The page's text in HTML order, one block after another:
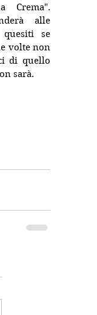
Crema".
alle
se
volte non
di quello
sarà.